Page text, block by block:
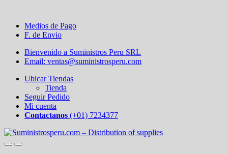
Medios de Pago
F. de Envio
Bienvenido a Suministros Peru SRL
Email: ventas@suministrosperu.com
Ubicar Tiendas
Tienda
Seguir Pedido
Mi cuenta
Contactanos (+01) 7234377